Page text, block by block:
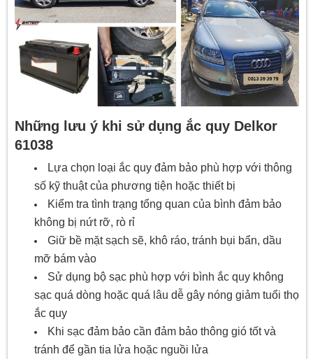
Những lưu ý khi sử dụng ắc quy Delkor
61038
Lựa chọn loại ắc quy đảm bảo phù hợp với thông
số kỹ thuật của phương tiện hoặc thiết bị
Kiểm tra tình trạng tổng quan của bình đảm bảo
không bị nứt rỡ, rò rỉ
Giữ bề mặt sạch sẽ, khô ráo, tránh bụi bẩn, dầu
mỡ bám vào
Sử dụng bộ sạc phù hợp với bình ắc quy không
sạc quá dòng hoặc quá lâu dễ gây nóng giảm tuổi thọ
ắc quy
Khi sạc đảm bảo cần đảm bảo thông gió tốt và
tránh để gần tia lửa hoặc nguồi lửa